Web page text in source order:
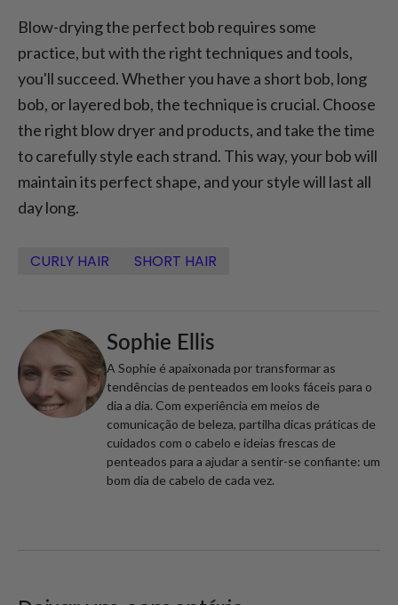
Blow-drying the perfect bob requires some
practice, but with the right techniques and tools,
you'll succeed. Whether you have a short bob, long
bob, or layered bob, the technique is crucial. Choose
the right blow dryer and products, and take the time
to carefully style each strand. This way, your bob will
maintain its perfect shape, and your style will last all
day long.
CURLY HAIR SHORT HAIR
Sophie Ellis
A Sophie é apaixonada por transformar as
tendências de penteados em looks fáceis para o
dia a dia. Com experiência em meios de
comunicação de beleza, partilha dicas práticas de
cuidados com o cabelo e ideias frescas de
penteados para a ajudar a sentir-se confiante: um
bom dia de cabelo de cada vez.